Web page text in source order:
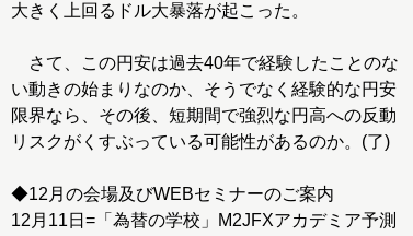
大きく上回るドル大暴落が起こった。
さて、この円安は過去40年で経験したことのな
い動きの始まりなのか、そうでなく経験的な円安
限界なら、その後、短期間で強烈な円高への反動
リスクがくすぶっている可能性があるのか。(了)
◆12月の会場及びWEBセミナーのご案内
12月11日=「為替の学校」M2JFXアカデミア予測